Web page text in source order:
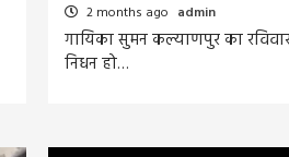
2 months ago admin
गायिका सुमन कल्याणपुर का
निधन हो…